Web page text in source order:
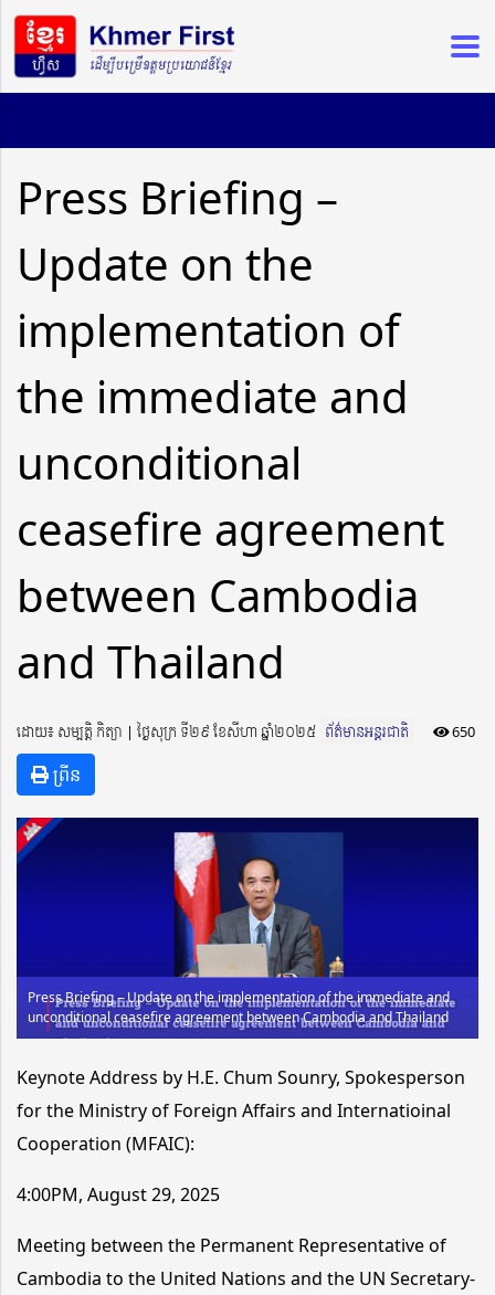
Press Briefing –
Update on the
implementation of
the immediate and
unconditional
ceasefire agreement
between Cambodia
and Thailand
ដោយ៖ សម្បត្តិ កិត្យា ​​ | ថ្ងៃសុក្រ ទី២៩ ខែសីហា ឆ្នាំ២០២៥ ព័ត៌មានអន្តរជាតិ 650
ព្រីន
Press Briefing – Update on the implementation of the immediate and
unconditional ceasefire agreement between Cambodia and Thailand
Keynote Address by H.E. Chum Sounry, Spokesperson
for the Ministry of Foreign Affairs and Internatioinal
Cooperation (MFAIC):
4:00PM, August 29, 2025
Meeting between the Permanent Representative of
Cambodia to the United Nations and the UN Secretary-